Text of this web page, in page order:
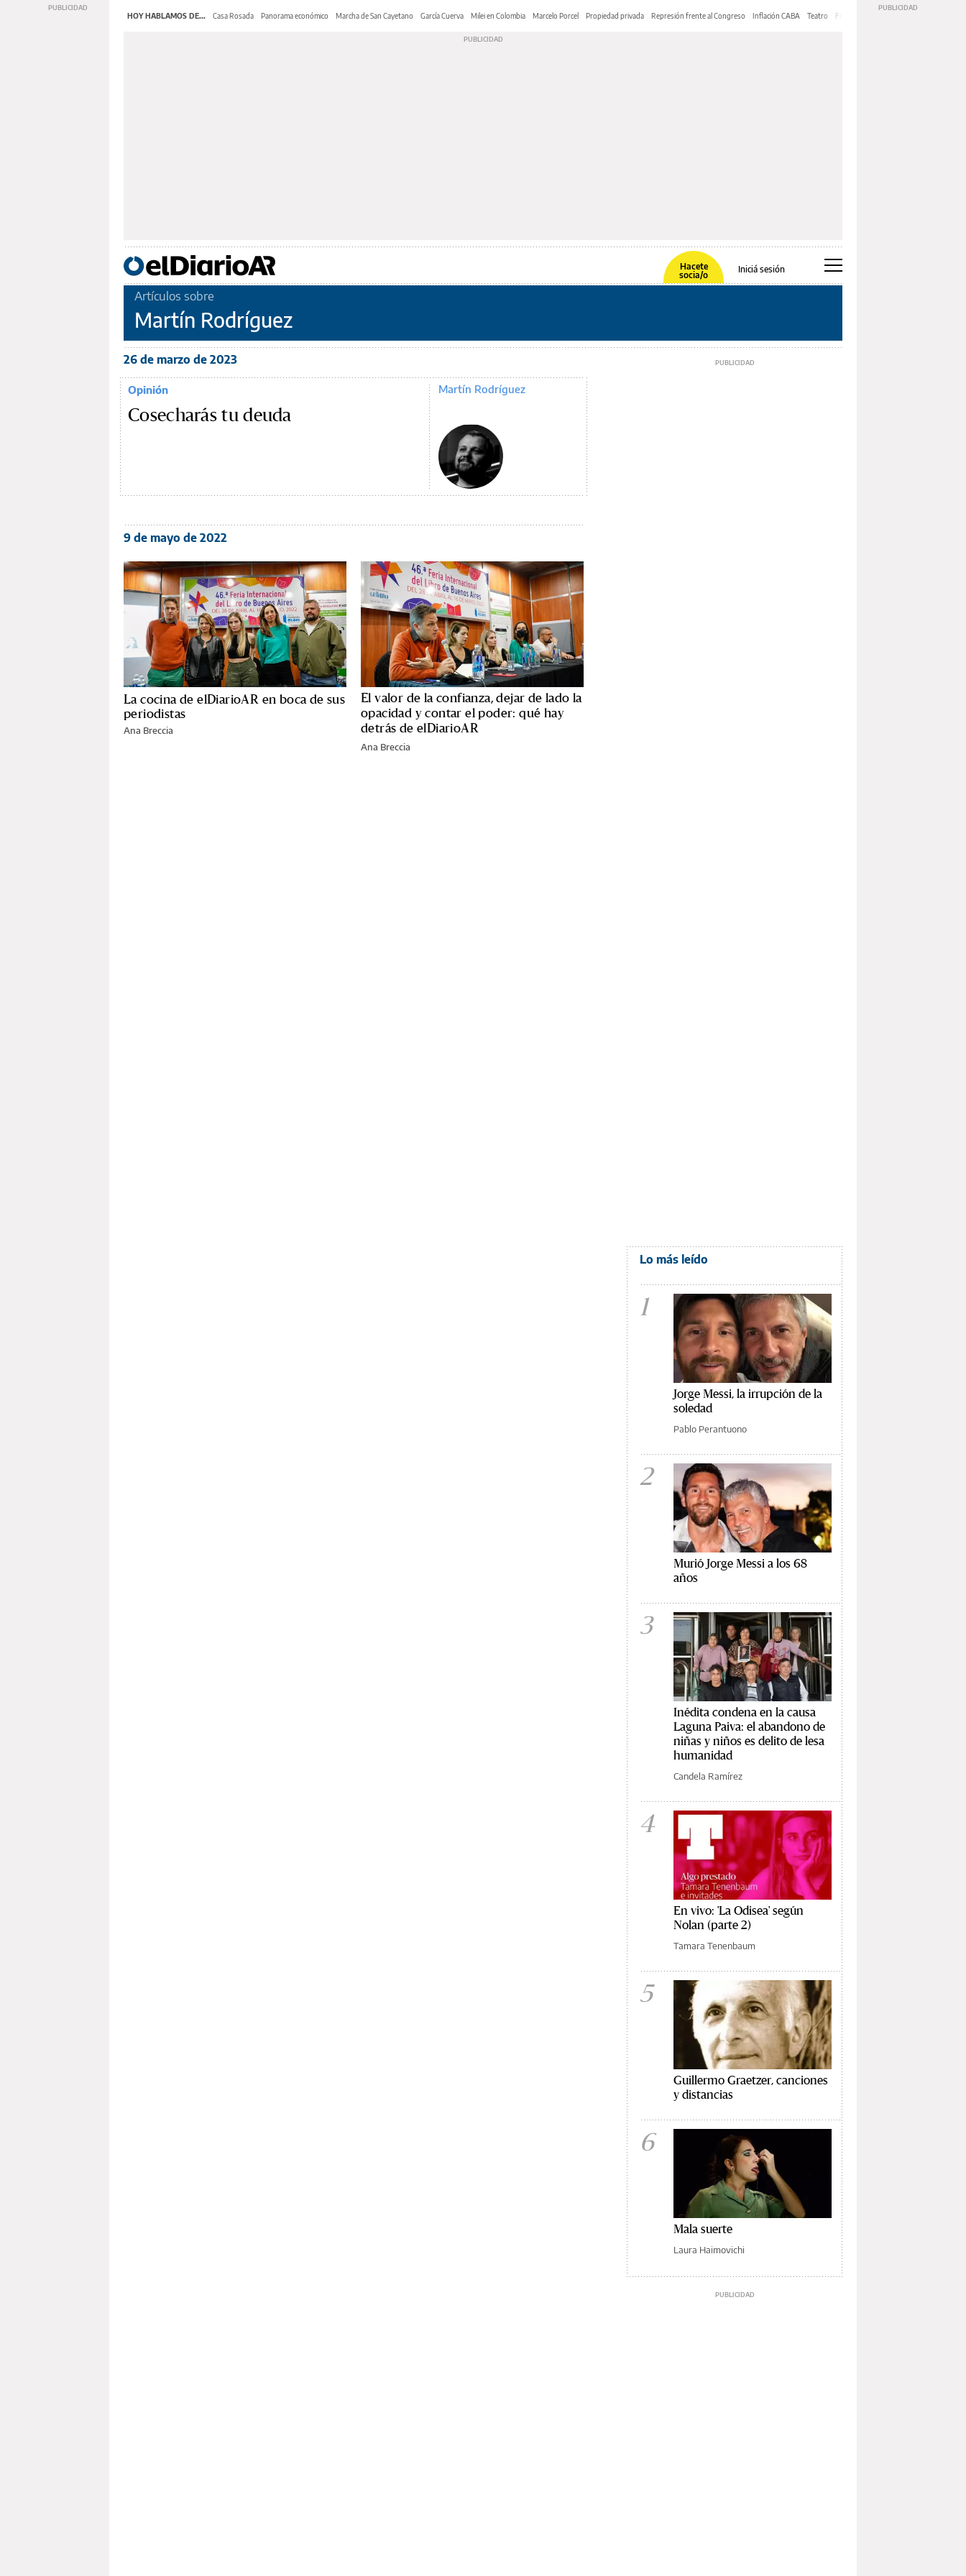
HOY HABLAMOS DE... Casa Rosada Panorama económico Marcha de San Cayetano García Cuerva Milei en Colombia Marcelo Porcel Propiedad privada Represión frente al Congreso Inflación CABA Teatro Feria de Editores
Hacete
socia/o
Iniciá sesión
Artículos sobre
Martín Rodríguez
26 de marzo de 2023
Opinión
Cosecharás tu deuda
Martín Rodríguez
9 de mayo de 2022
La cocina de elDiarioAR en boca de sus
periodistas
Ana Breccia
El valor de la confianza, dejar de lado la
opacidad y contar el poder: qué hay
detrás de elDiarioAR
Ana Breccia
Lo más leído
1
Jorge Messi, la irrupción de la
soledad
Pablo Perantuono
2
Murió Jorge Messi a los 68
años
3
Inédita condena en la causa
Laguna Paiva: el abandono de
niñas y niños es delito de lesa
humanidad
Candela Ramírez
4
En vivo: 'La Odisea' según
Nolan (parte 2)
Tamara Tenenbaum
5
Guillermo Graetzer, canciones
y distancias
6
Mala suerte
Laura Haimovichi